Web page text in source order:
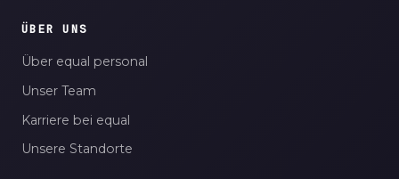
ÜBER UNS
Über equal personal
Unser Team
Karriere bei equal
Unsere Standorte